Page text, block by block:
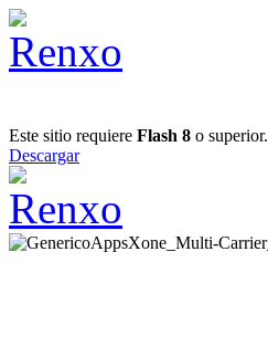
Este sitio requiere Flash 8 o superior.
Descargar